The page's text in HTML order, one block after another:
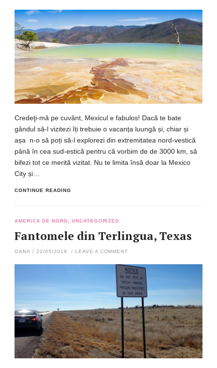
Credeţi-mă pe cuvânt, Mexicul e fabulos! Dacă te bate
gândul să-l vizitezi îți trebuie o vacanța luungă și, chiar și
așa n-o să poți să-l explorezi din extremitatea nord-vestică
până în cea sud-estică pentru că vorbim de de 3000 km, să
bifezi tot ce merită vizitat. Nu te limita însă doar la Mexico
City și…
CONTINUE READING
AMERICA DE NORD UNCATEGORIZED
Fantomele din Terlingua, Texas
OANA / 22/05/2018 / LEAVE A COMMENT